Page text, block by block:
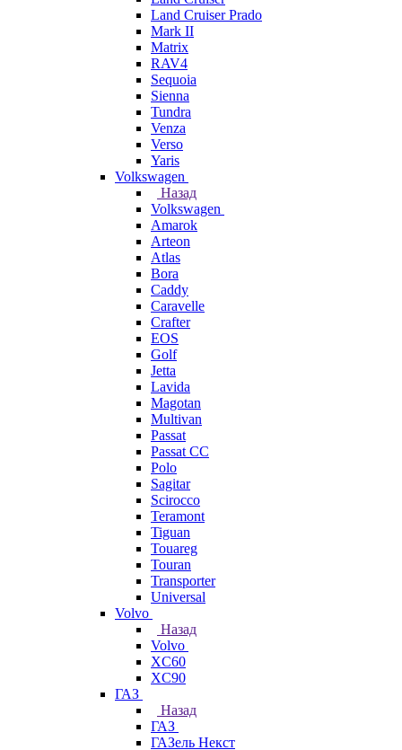
Land Cruiser Prado
Mark II
Matrix
RAV4
Sequoia
Sienna
Tundra
Venza
Verso
Yaris
Volkswagen
Назад
Volkswagen
Amarok
Arteon
Atlas
Bora
Caddy
Caravelle
Crafter
EOS
Golf
Jetta
Lavida
Magotan
Multivan
Passat
Passat CC
Polo
Sagitar
Scirocco
Teramont
Tiguan
Touareg
Touran
Transporter
Universal
Volvo
Назад
Volvo
XC60
XC90
ГАЗ
Назад
ГАЗ
ГАЗель Некст